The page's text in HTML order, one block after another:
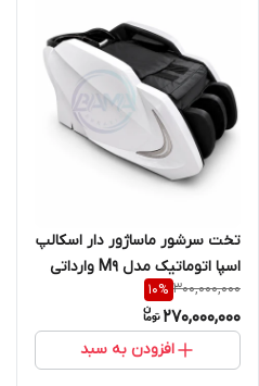
تخت سرشور ماساژور دار اسکالپ
اسپا اتوماتیک مدل M9 وارداتی
رنگ مشکی
300,000,000
10%
270,000,000
افزودن به سبد